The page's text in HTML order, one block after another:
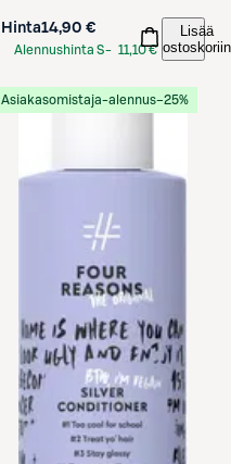
Hinta14,90 €
Alennushinta S- 11,10 €
Lisää
ostoskoriin
Asiakasomistaja-alennus−25%